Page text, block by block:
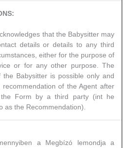
that the Babysitter may
details or details to any third
either for the purpose of
or for any other purpose. The
the Babysitter is possible only and
recommendation of the Agent after
Form by a third party (int he
as the Recommendation).
a Megbízó lemondja a